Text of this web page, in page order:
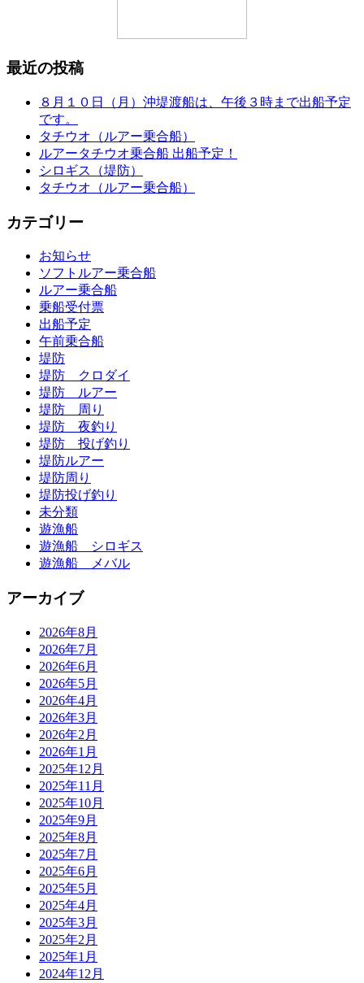
最近の投稿
８月１０日（月）沖堤渡船は、午後３時まで出船予定
です。
タチウオ（ルアー乗合船）
ルアータチウオ乗合船 出船予定！
シロギス（堤防）
タチウオ（ルアー乗合船）
カテゴリー
お知らせ
ソフトルアー乗合船
ルアー乗合船
乗船受付票
出船予定
午前乗合船
堤防
堤防 クロダイ
堤防 ルアー
堤防 周り
堤防 夜釣り
堤防 投げ釣り
堤防ルアー
堤防周り
堤防投げ釣り
未分類
遊漁船
遊漁船 シロギス
遊漁船 メバル
アーカイブ
2026年8月
2026年7月
2026年6月
2026年5月
2026年4月
2026年3月
2026年2月
2026年1月
2025年12月
2025年11月
2025年10月
2025年9月
2025年8月
2025年7月
2025年6月
2025年5月
2025年4月
2025年3月
2025年2月
2025年1月
2024年12月